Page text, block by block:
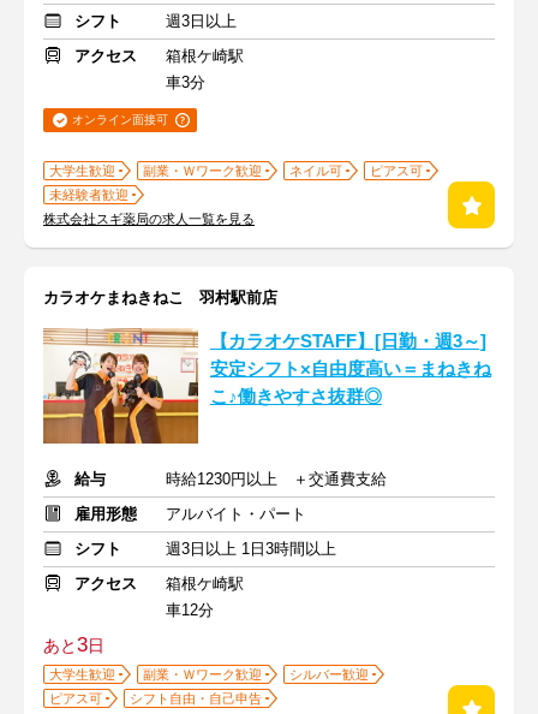
シフト
週3日以上
アクセス
箱根ケ崎駅
車3分
オンライン面接可
大学生歓迎 副業・Ｗワーク歓迎 ネイル可
ピアス可
未経験者歓迎
株式会社スギ薬局の求人一覧を見る
カラオケまねきねこ 羽村駅前店
【カラオケSTAFF】[日勤・週3～]
安定シフト×自由度高い＝まねきね
こ♪働きやすさ抜群◎
給与
時給1230円以上 ＋交通費支給
雇用形態
アルバイト・パート
シフト
週3日以上 1日3時間以上
アクセス
箱根ケ崎駅
車12分
あと3日
大学生歓迎 副業・Ｗワーク歓迎
シルバー歓迎
ピアス可
シフト自由・自己申告